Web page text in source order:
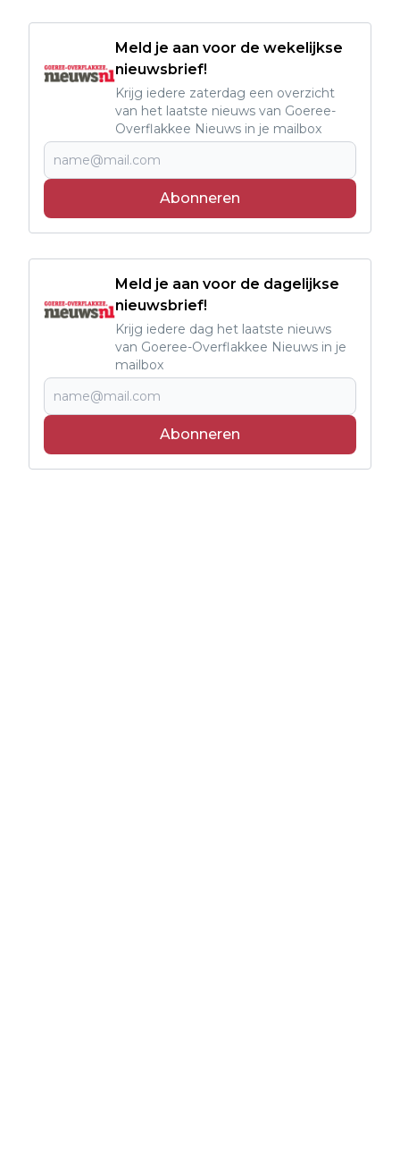
Meld je aan voor de wekelijkse
nieuwsbrief!
Krijg iedere zaterdag een overzicht
van het laatste nieuws van Goeree-
Overflakkee Nieuws in je mailbox
Abonneren
Meld je aan voor de dagelijkse
nieuwsbrief!
Krijg iedere dag het laatste nieuws
van Goeree-Overflakkee Nieuws in je
mailbox
Abonneren